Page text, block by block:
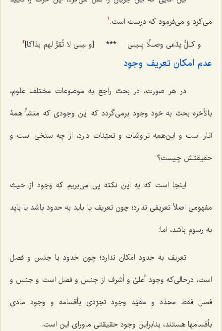
می‌کرد و می‌فرمود که درست است. 1
و کـلٌّ یدّعی وصـلًا بِلیلیٰ *** [و لیلی لا تُقِرُّ لهم بذاکا]2
عدم امکان تعریف وجود
در هر صورت، در بحث راجع به موضوعات مختلف علوم،
بالأخره بحث به خود وجود برمی‌گردد که این وجودی که منشأ همۀ
آثار است و این‌همه تراوشات و تعیّنات دارد، از چه سنخی است و
حقیقتش چیست؟
اینجا است که به این نکته پی می‌بریم که وجود از حیث
مفهومی اصلاً تعریفی ندارد؛ چون تعریف یا باید به حدود باشد یا باید
به رسوم باشد، اما:
تعریف به حدود امکان ندارد؛ چون حدود با جنس و فصل
است، درحالی‌که وجود أعلیٰ و أشرف از جنس و فصل است و جنس و
فصل فقط محدِّد و مقیِّد وجود تجرّدی بأقسامه و وجود مادی
بأقسامها هستند، بنابراین وجود حقیقتی ماورای این است.